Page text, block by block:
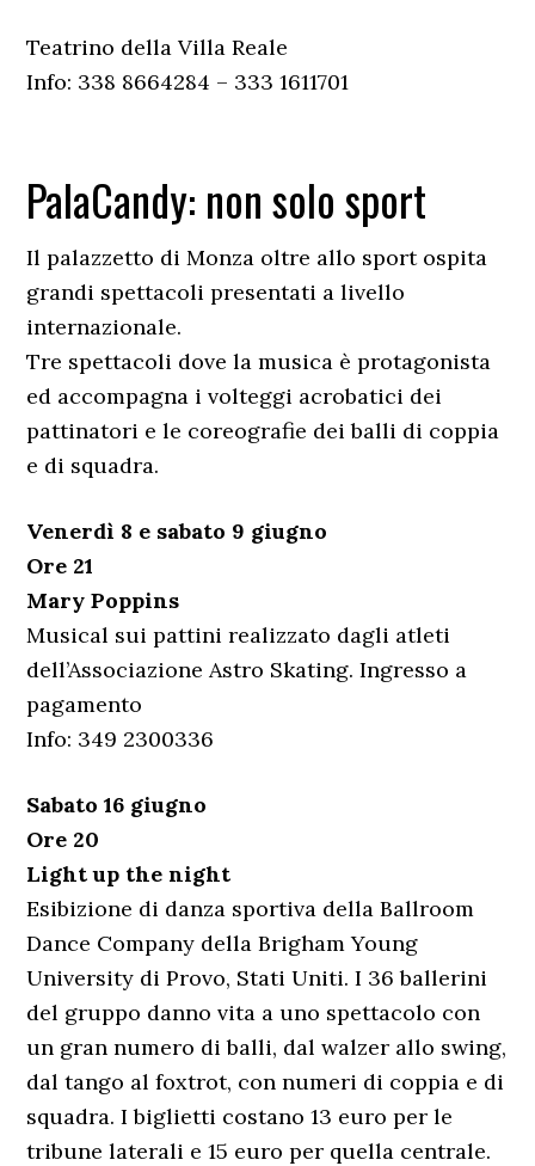
Teatrino della Villa Reale
Info: 338 8664284 – 333 1611701
PalaCandy: non solo sport
Il palazzetto di Monza oltre allo sport ospita
grandi spettacoli presentati a livello
internazionale.
Tre spettacoli dove la musica è protagonista
ed accompagna i volteggi acrobatici dei
pattinatori e le coreografie dei balli di coppia
e di squadra.
Venerdì 8 e sabato 9 giugno
Ore 21
Mary Poppins
Musical sui pattini realizzato dagli atleti
dell’Associazione Astro Skating. Ingresso a
pagamento
Info: 349 2300336
Sabato 16 giugno
Ore 20
Light up the night
Esibizione di danza sportiva della Ballroom
Dance Company della Brigham Young
University di Provo, Stati Uniti. I 36 ballerini
del gruppo danno vita a uno spettacolo con
un gran numero di balli, dal walzer allo swing,
dal tango al foxtrot, con numeri di coppia e di
squadra. I biglietti costano 13 euro per le
tribune laterali e 15 euro per quella centrale.